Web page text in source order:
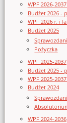
WPF 2026-
Budżet 2026 -
WPF 2026 r. i
Budżet 2025
Pożyczka
WPF 2025-2037
Budżet 2025 -
WPF 2025-
Budżet 2024
WPF 2024-2036